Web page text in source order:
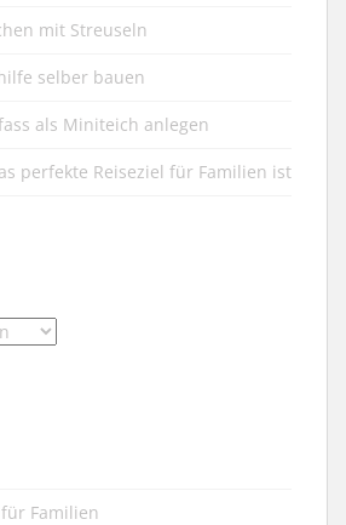
mit Streuseln
selber bauen
als Miniteich anlegen
perfekte Reiseziel für Familien ist
Familien